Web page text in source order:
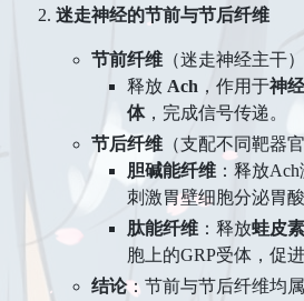
迷走神经的节前与节后纤维
节前纤维（迷走神经主干）
释放 ​ Ach ，作用于神
体，完成信号传递。
节后纤维（支配不同靶器官
胆碱能纤维：释放
刺激胃壁细胞分泌胃酸
肽能纤维​：释放蛙皮
胞上的GRP受体，促
结论：节前与节后纤维均